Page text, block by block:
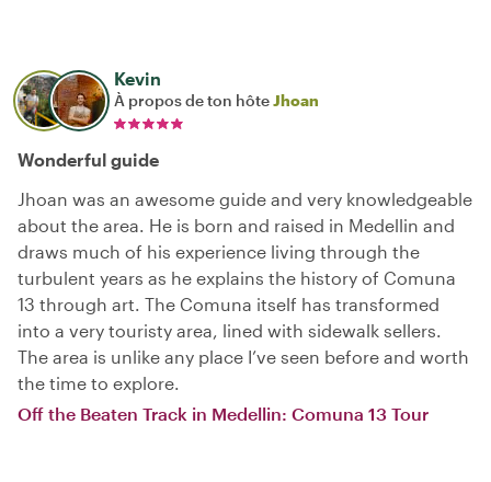
Kevin
À propos de ton hôteJhoan
Wonderful guide
Jhoan was an awesome guide and very knowledgeable
about the area. He is born and raised in Medellin and
draws much of his experience living through the
turbulent years as he explains the history of Comuna
13 through art. The Comuna itself has transformed
into a very touristy area, lined with sidewalk sellers.
The area is unlike any place I’ve seen before and worth
the time to explore.
Off the Beaten Track in Medellin: Comuna 13 Tour